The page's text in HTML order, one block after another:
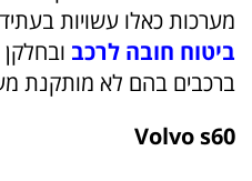
מערכות כאלו עשויות
ביטוח חובה לרכב
ברכבים בהם לא מותקנת
Volvo s60